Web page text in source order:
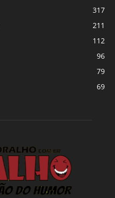
317
211
112
96
79
69